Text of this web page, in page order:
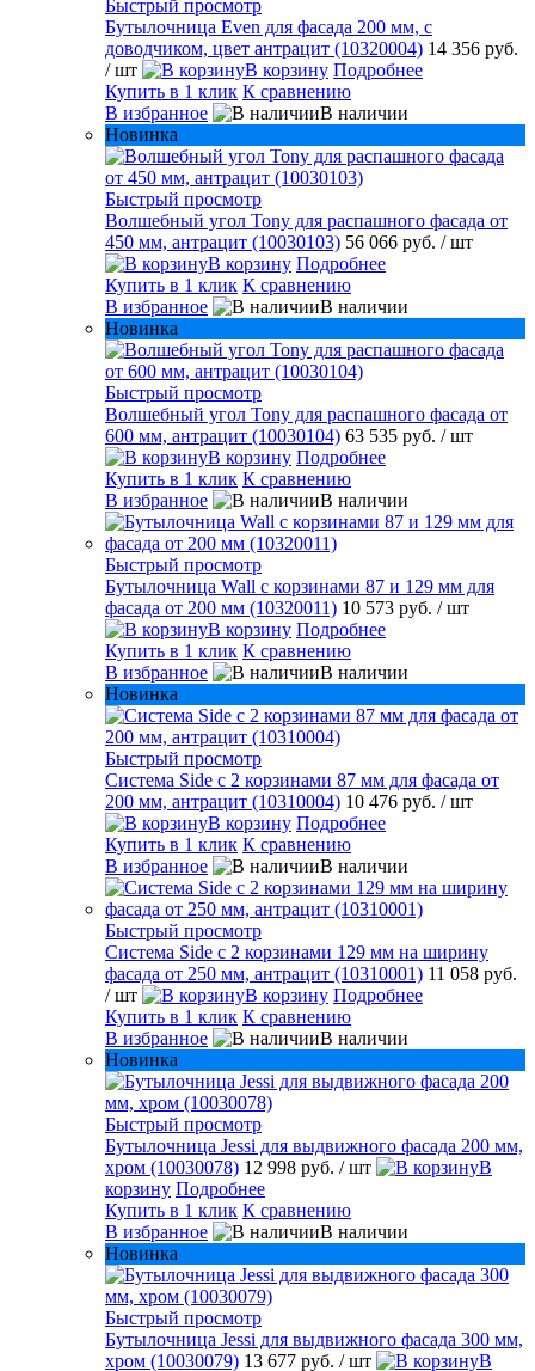
Быстрый просмотр
Бутылочница Even для фасада 200 мм, с
доводчиком, цвет антрацит (10320004) 14 356 руб.
/ шт
В корзину Подробнее
Купить в 1 клик К сравнению
В избранное
В наличии
Новинка
Быстрый просмотр
Волшебный угол Tony для распашного фасада от
450 мм, антрацит (10030103) 56 066 руб. / шт
В корзину Подробнее
Купить в 1 клик К сравнению
В избранное
В наличии
Новинка
Быстрый просмотр
Волшебный угол Tony для распашного фасада от
600 мм, антрацит (10030104) 63 535 руб. / шт
В корзину Подробнее
Купить в 1 клик К сравнению
В избранное
В наличии
Быстрый просмотр
Бутылочница Wall с корзинами 87 и 129 мм для
фасада от 200 мм (10320011) 10 573 руб. / шт
В корзину Подробнее
Купить в 1 клик К сравнению
В избранное
В наличии
Новинка
Быстрый просмотр
Система Side с 2 корзинами 87 мм для фасада от
200 мм, антрацит (10310004) 10 476 руб. / шт
В корзину Подробнее
Купить в 1 клик К сравнению
В избранное
В наличии
Быстрый просмотр
Система Side c 2 корзинами 129 мм на ширину
фасада от 250 мм, антрацит (10310001) 11 058 руб.
/ шт
В корзину Подробнее
Купить в 1 клик К сравнению
В избранное
В наличии
Новинка
Быстрый просмотр
Бутылочница Jessi для выдвижного фасада 200 мм,
хром (10030078) 12 998 руб. / шт
В
корзину Подробнее
Купить в 1 клик К сравнению
В избранное
В наличии
Новинка
Быстрый просмотр
Бутылочница Jessi для выдвижного фасада 300 мм,
хром (10030079) 13 677 руб. / шт
В